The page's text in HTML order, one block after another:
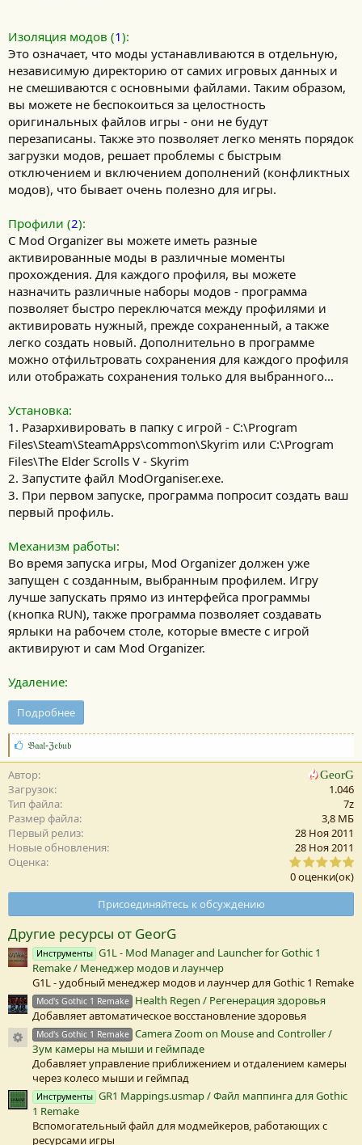
Изоляция модов (1):
Это означает, что моды устанавливаются в отдельную,
независимую директорию от самих игровых данных и
не смешиваются с основными файлами. Таким образом,
вы можете не беспокоиться за целостность
оригинальных файлов игры - они не будут
перезаписаны. Также это позволяет легко менять порядок
загрузки модов, решает проблемы с быстрым
отключением и включением дополнений (конфликтных
модов), что бывает очень полезно для игры.
Профили (2):
С Mod Organizer вы можете иметь разные
активированные моды в различные моменты
прохождения. Для каждого профиля, вы можете
назначить различные наборы модов - программа
позволяет быстро переключатся между профилями и
активировать нужный, прежде сохраненный, а также
легко создать новый. Дополнительно в программе
можно отфильтровать сохранения для каждого профиля
или отображать сохранения только для выбранного...
Установка:
1. Разархивировать в папку с игрой - C:\Program
Files\Steam\SteamApps\common\Skyrim или C:\Program
Files\The Elder Scrolls V - Skyrim
2. Запустите файл ModOrganiser.exe.
3. При первом запуске, программа попросит создать ваш
первый профиль.
Механизм работы:
Во время запуска игры, Mod Organizer должен уже
запущен с созданным, выбранным профилем. Игру
лучше запускать прямо из интерфейса программы
(кнопка RUN), также программа позволяет создавать
ярлыки на рабочем столе, которые вместе с игрой
активируют и сам Mod Organizer.
Удаление:
Подробнее
С
м
п
а
т
и
и
:
𝔅𝔞𝔞𝔩-ℨ𝔢𝔟𝔲𝔟
Автор GeorG
Загрузок
1.046
Тип файла
7z
Размер файла
3,8 MБ
Первый релиз
28 Ноя 2011
Новые обновления
28 Ноя 2011
Оценка
0
,
0
0
з
в
(
0 оценки(ок)
Присоединяйтесь к обсуждению
Другие ресурсы от GeorG
Инструменты G1L - Mod Manager and Launcher for Gothic 1
Remake / Менеджер модов и лаунчер
G1L - удобный менеджер модов и лаунчер для Gothic 1 Remake
Mod's Gothic 1 Remake Health Regen / Регенерация здоровья
Добавляет автоматическое восстановление здоровья
Иконка ресурса
Mod's Gothic 1 Remake Camera Zoom on Mouse and Controller /
Зум камеры на мыши и геймпаде
Добавляет управление приближением и отдалением камеры
через колесо мыши и геймпад
Инструменты GR1 Mappings.usmap / Файл маппинга для Gothic
1 Remake
Вспомогательный файл для модмейкеров, работающих с
ресурсами игры